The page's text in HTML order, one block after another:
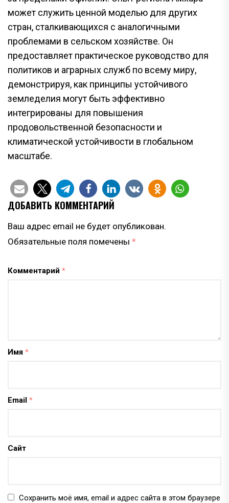
может служить ценной моделью для других
стран, сталкивающихся с аналогичными
проблемами в сельском хозяйстве. Он
предоставляет практическое руководство для
политиков и аграрных служб по всему миру,
демонстрируя, как принципы устойчивого
земледелия могут быть эффективно
интегрированы для повышения
продовольственной безопасности и
климатической устойчивости в глобальном
масштабе.
ДОБАВИТЬ КОММЕНТАРИЙ
Ваш адрес email не будет опубликован.
Обязательные поля помечены *
Комментарий *
Имя *
Email *
Сайт
Сохранить моё имя, email и адрес сайта в этом браузере